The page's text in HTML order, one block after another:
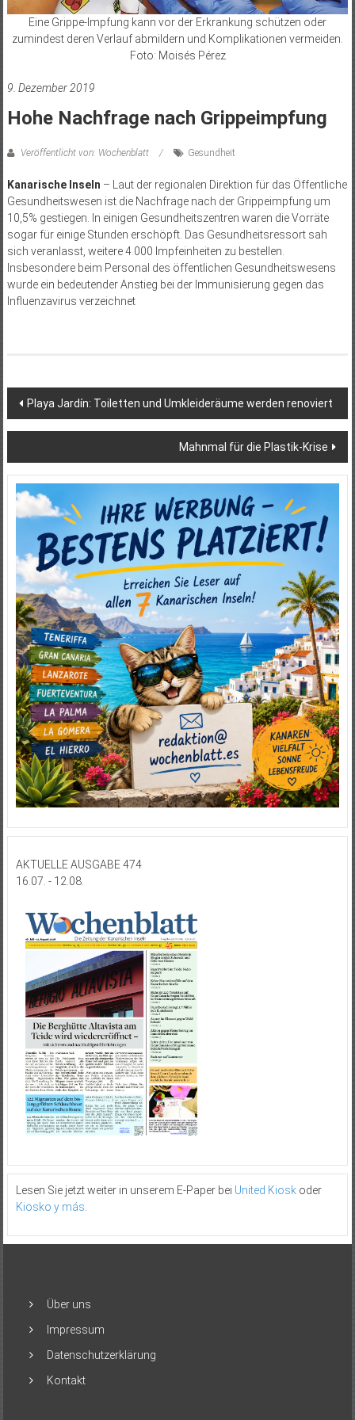
Eine Grippe-Impfung kann vor der Erkrankung schützen oder
zumindest deren Verlauf abmildern und Komplikationen vermeiden.
Foto: Moisés Pérez
9. Dezember 2019
Hohe Nachfrage nach Grippeimpfung
Veröffentlicht von: Wochenblatt Gesundheit
Kanarische Inseln – Laut der regionalen Direktion für das Öffentliche
Gesundheitswesen ist die Nachfrage nach der Grippeimpfung um
10,5% gestiegen. In einigen Gesundheitszentren waren die Vorräte
sogar für einige Stunden erschöpft. Das Gesundheitsressort sah
sich veranlasst, weitere 4.000 Impfeinheiten zu bestellen.
Insbesondere beim Personal des öffentlichen Gesundheitswesens
wurde ein bedeutender Anstieg bei der Immunisierung gegen das
Influenzavirus verzeichnet
Beitragsnavigation
Playa Jardín: Toiletten und Umkleideräume werden renoviert
Mahnmal für die Plastik-Krise
AKTUELLE AUSGABE 474
16.07. - 12.08.
Lesen Sie jetzt weiter in unserem E-Paper bei United Kioskoder
Kiosko y más.
Über uns
Impressum
Datenschutzerklärung
Kontakt